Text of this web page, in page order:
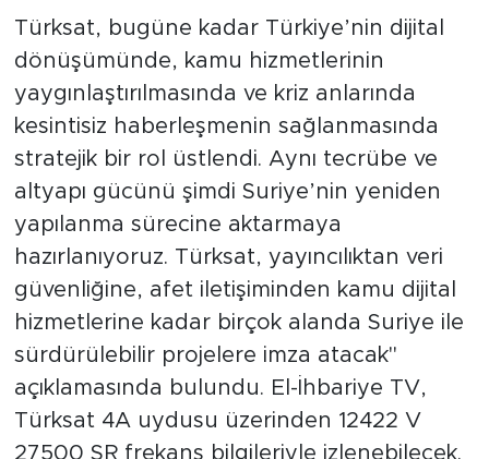
Türksat, bugüne kadar Türkiye’nin dijital
dönüşümünde, kamu hizmetlerinin
yaygınlaştırılmasında ve kriz anlarında
kesintisiz haberleşmenin sağlanmasında
stratejik bir rol üstlendi. Aynı tecrübe ve
altyapı gücünü şimdi Suriye’nin yeniden
yapılanma sürecine aktarmaya
hazırlanıyoruz. Türksat, yayıncılıktan veri
güvenliğine, afet iletişiminden kamu dijital
hizmetlerine kadar birçok alanda Suriye ile
sürdürülebilir projelere imza atacak"
açıklamasında bulundu. El-İhbariye TV,
Türksat 4A uydusu üzerinden 12422 V
27500 SR frekans bilgileriyle izlenebilecek.